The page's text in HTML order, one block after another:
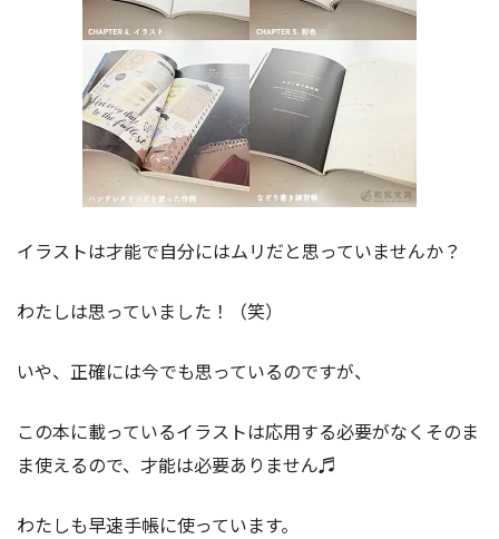
イラストは才能で自分にはムリだと思っていませんか？
わたしは思っていました！（笑）
いや、正確には今でも思っているのですが、
この本に載っているイラストは応用する必要がなくそのま
ま使えるので、才能は必要ありません♬
わたしも早速手帳に使っています。